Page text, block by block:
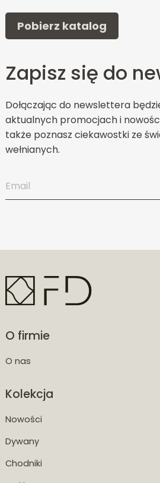
Pobierz katalog
Zapisz się do
Dołączając do newslettera
aktualnych promocjach i
także poznasz ciekawostki ze
wełnianych.
O firmie
O nas
Kolekcja
Nowości
Dywany
Chodniki